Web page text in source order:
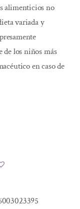
alimenticios no
variada y
de los niños más
en caso de